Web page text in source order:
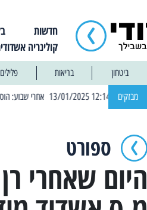
חדשות
קולינריה
ביטחון בריאות פלילים
מבזקים
ספורט
היום שאחרי